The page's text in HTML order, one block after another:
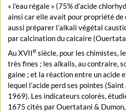
« l’eau régale » (75% d’acide
ainsi car elle avait pour propriété de
aussi préparer l’alkali végétal
par calcination du calcaire
Au XVIIesiècle, pour les chimistes,
très fines ; les alkalis, au contraire,
gaine ; et la réaction entre un acide
lequel l’acide perd ses pointes
1969). Les indicateurs colorés,
1675 cités par Ouertatani &